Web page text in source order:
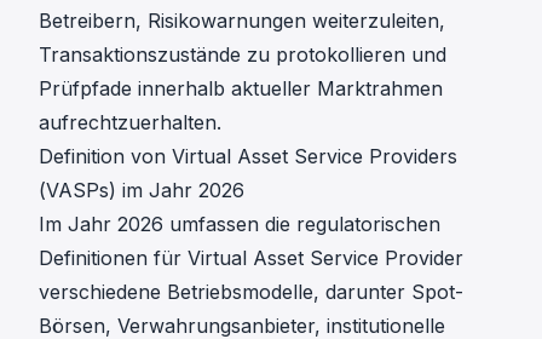
Betreibern, Risikowarnungen weiterzuleiten,
Transaktionszustände zu protokollieren und
Prüfpfade innerhalb aktueller Marktrahmen
aufrechtzuerhalten.
Definition von Virtual Asset Service Providers
(VASPs) im Jahr 2026
Im Jahr 2026 umfassen die regulatorischen
Definitionen für Virtual Asset Service Provider
verschiedene Betriebsmodelle, darunter Spot-
Börsen, Verwahrungsanbieter, institutionelle